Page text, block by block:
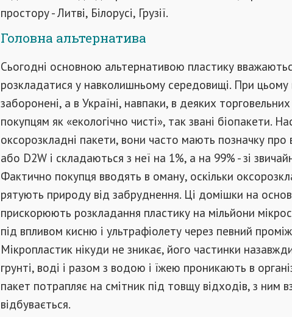
простору - Литві, Білорусі, Грузії.
Головна альтернатива
Сьогодні основною альтернативою пластику
розкладатися у навколишньому середовищі. При
заборонені, а в Україні, навпаки, в деяких
покупцям як «екологічно чисті», так звані біопакети.
оксорозкладні пакети, вони часто мають позначку про
або D2W і складаються з неї на 1%, а на 99% - зі
Фактично покупця вводять в оману, оскільки
рятують природу від забруднення. Ці домішки на
прискорюють розкладання пластику на мільйони
під впливом кисню і ультрафіолету через певний
Мікропластик нікуди не зникає, його частинки
грунті, воді і разом з водою і їжею проникають в
пакет потрапляє на смітник під товщу відходів, з ним
відбувається.